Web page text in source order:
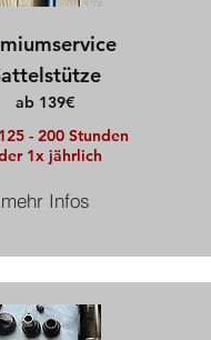
ab 139€
- 200 Stunden
1x jährlich
mehr Infos